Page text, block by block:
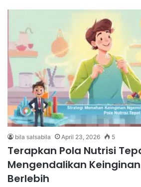
bila salsabila April 23, 2026 5
Terapkan Pola Nutrisi
Mengendalikan
Berlebih